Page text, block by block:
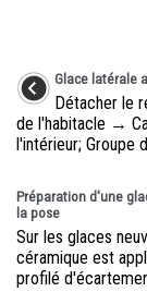
Glace latérale
Détacher le
de l'habitacle →
l'intérieur; Groupe
Préparation d'une
la pose
Sur les glaces
céramique est
profilé